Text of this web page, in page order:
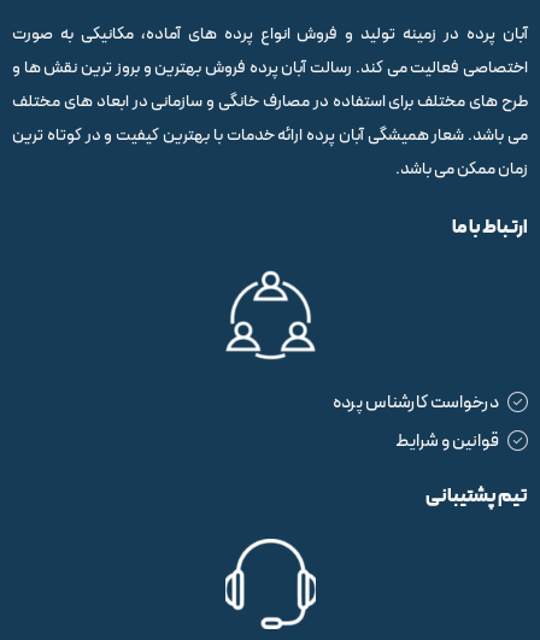
آبان پرده در زمینه تولید و فروش انواع پرده های آماده، مکانیکی به صورت
اختصاصی فعالیت می کند. رسالت آبان پرده فروش بهترین و بروز ترین نقش ها و
طرح های مختلف برای استفاده در مصارف خانگی و سازمانی در ابعاد های مختلف
می باشد. شعار همیشگی آبان پرده ارائه خدمات با بهترین کیفیت و در کوتاه ترین
زمان ممکن می باشد.
ارتباط با ما
درخواست کارشناس پرده
قوانین و شرایط
تیم پشتیبانی